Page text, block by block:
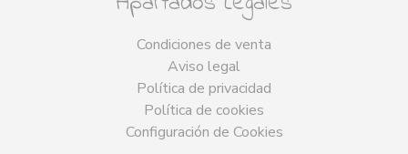
Condiciones de venta
Aviso legal
Política de privacidad
Política de cookies
Configuración de Cookies